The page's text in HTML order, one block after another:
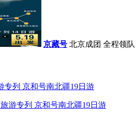
京藏号 北京成团 全程领
游专列 京和号南北疆19日游